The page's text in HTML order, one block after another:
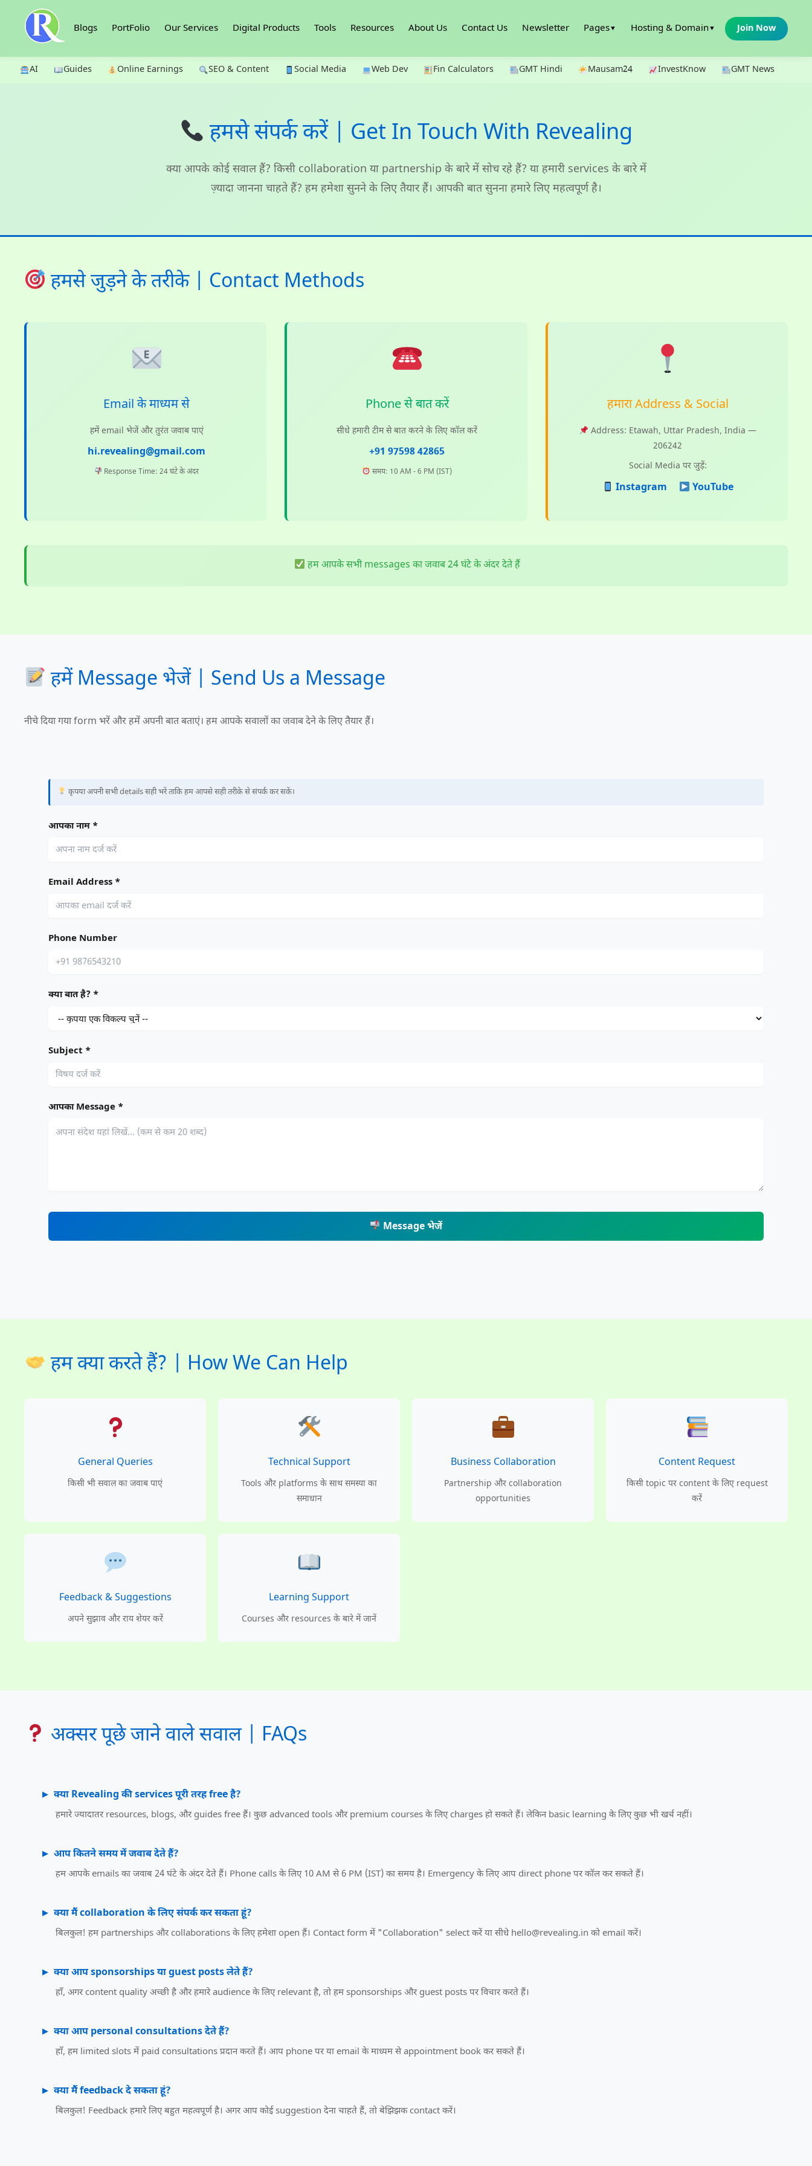
Blogs PortFolio Our Services Digital Products Tools Resources About Us Contact Us Newsletter Pages▼ Hosting & Domain▼ Join Now
AI Guides Online Earnings SEO & Content Social Media Web Dev Fin Calculators GMT Hindi Mausam24 InvestKnow GMT News
हमसे संपर्क करें | Get In Touch With Revealing
क्या आपके कोई सवाल हैं? किसी collaboration या partnership के बारे में सोच रहे हैं? या हमारी services के बारे में
ज़्यादा जानना चाहते हैं? हम हमेशा सुनने के लिए तैयार हैं। आपकी बात सुनना हमारे लिए महत्वपूर्ण है।
हमसे जुड़ने के तरीके | Contact Methods
Email के माध्यम से
हमें email भेजें और तुरंत जवाब पाएं
hi.revealing@gmail.com
Response Time: 24 घंटे के अंदर
Phone से बात करें
सीधे हमारी टीम से बात करने के लिए कॉल करें
+91 97598 42865
समय: 10 AM - 6 PM (IST)
हमारा Address & Social
Address: Etawah, Uttar Pradesh, India —
206242
Social Media पर जुड़ें:
Instagram YouTube
हम आपके सभी messages का जवाब 24 घंटे के अंदर देते हैं
हमें Message भेजें | Send Us a Message
नीचे दिया गया form भरें और हमें अपनी बात बताएं। हम आपके सवालों का जवाब देने के लिए तैयार हैं।
कृपया अपनी सभी details सही भरें ताकि हम आपसे सही तरीके से संपर्क कर सकें।
आपका नाम *
Email Address *
Phone Number
क्या बात है? *
Subject *
आपका Message *
Message भेजें
हम क्या करते हैं? | How We Can Help
General Queries
किसी भी सवाल का जवाब पाएं
Technical Support
Tools और platforms के साथ समस्या का
समाधान
Business Collaboration
Partnership और collaboration
opportunities
Content Request
किसी topic पर content के लिए request
करें
Feedback & Suggestions
अपने सुझाव और राय शेयर करें
Learning Support
Courses और resources के बारे में जानें
अक्सर पूछे जाने वाले सवाल | FAQs
क्या Revealing की services पूरी तरह free है?
हमारे ज्यादातर resources, blogs, और guides free हैं। कुछ advanced tools और premium courses के लिए charges हो सकते हैं। लेकिन basic learning के लिए कुछ भी खर्च नहीं।
आप कितने समय में जवाब देते हैं?
हम आपके emails का जवाब 24 घंटे के अंदर देते हैं। Phone calls के लिए 10 AM से 6 PM (IST) का समय है। Emergency के लिए आप direct phone पर कॉल कर सकते हैं।
क्या मैं collaboration के लिए संपर्क कर सकता हूं?
बिलकुल! हम partnerships और collaborations के लिए हमेशा open हैं। Contact form में "Collaboration" select करें या सीधे hello@revealing.in को email करें।
क्या आप sponsorships या guest posts लेते हैं?
हाँ, अगर content quality अच्छी है और हमारे audience के लिए relevant है, तो हम sponsorships और guest posts पर विचार करते हैं।
क्या आप personal consultations देते हैं?
हाँ, हम limited slots में paid consultations प्रदान करते हैं। आप phone पर या email के माध्यम से appointment book कर सकते हैं।
क्या मैं feedback दे सकता हूं?
बिलकुल! Feedback हमारे लिए बहुत महत्वपूर्ण है। अगर आप कोई suggestion देना चाहते हैं, तो बेझिझक contact करें।